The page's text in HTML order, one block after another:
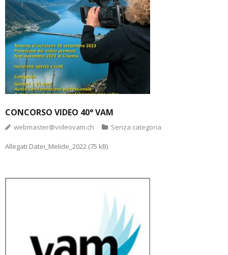
CONCORSO VIDEO 40° VAM
webmaster@videovam.ch Senza categoria
Allegati Datei_Melide_2022 (75 kB)